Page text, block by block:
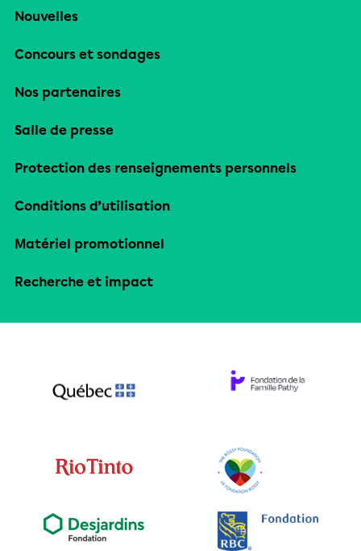
Nouvelles
Concours et sondages
Nos partenaires
Salle de presse
Protection des renseignements personnels
Conditions d’utilisation
Matériel promotionnel
Recherche et impact